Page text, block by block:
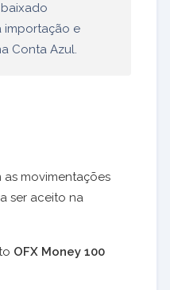
importação e
Conta Azul.
as movimentações
ser aceito na
OFX Money 100